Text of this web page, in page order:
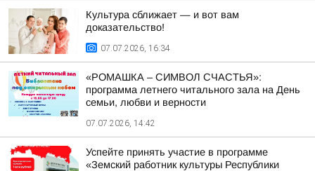
Культура сближает — и вот вам
доказательство!
07.07.2026, 16:34
«РОМАШКА – СИМВОЛ СЧАСТЬЯ»:
программа летнего читального зала на День
семьи, любви и верности
07.07.2026, 14:42
Успейте принять участие в программе
«Земский работник культуры Республики